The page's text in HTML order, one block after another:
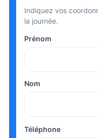
Indiquez vos
la journée.
Prénom
Nom
Téléphone